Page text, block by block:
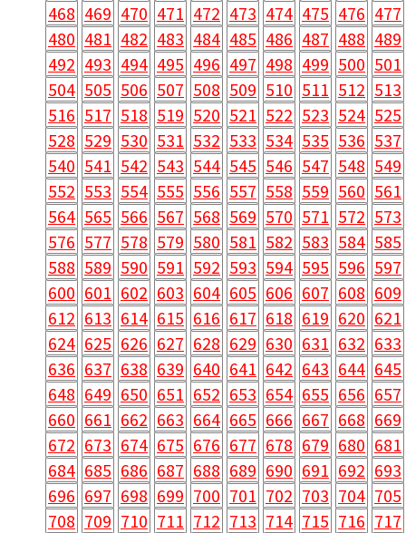
468 469 470 471 472 473 474 475 476 477
480 481 482 483 484 485 486 487 488 489
492 493 494 495 496 497 498 499 500 501
504 505 506 507 508 509 510 511 512 513
516 517 518 519 520 521 522 523 524 525
528 529 530 531 532 533 534 535 536 537
540 541 542 543 544 545 546 547 548 549
552 553 554 555 556 557 558 559 560 561
564 565 566 567 568 569 570 571 572 573
576 577 578 579 580 581 582 583 584 585
588 589 590 591 592 593 594 595 596 597
600 601 602 603 604 605 606 607 608 609
612 613 614 615 616 617 618 619 620 621
624 625 626 627 628 629 630 631 632 633
636 637 638 639 640 641 642 643 644 645
648 649 650 651 652 653 654 655 656 657
660 661 662 663 664 665 666 667 668 669
672 673 674 675 676 677 678 679 680 681
684 685 686 687 688 689 690 691 692 693
696 697 698 699 700 701 702 703 704 705
708 709 710 711 712 713 714 715 716 717